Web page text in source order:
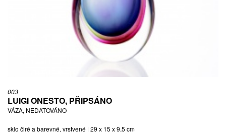
003
LUIGI ONESTO, PŘIPSÁNO
VÁZA, NEDATOVÁNO
sklo čiré a barevné, vrstvené | 29 x 15 x 9,5 cm